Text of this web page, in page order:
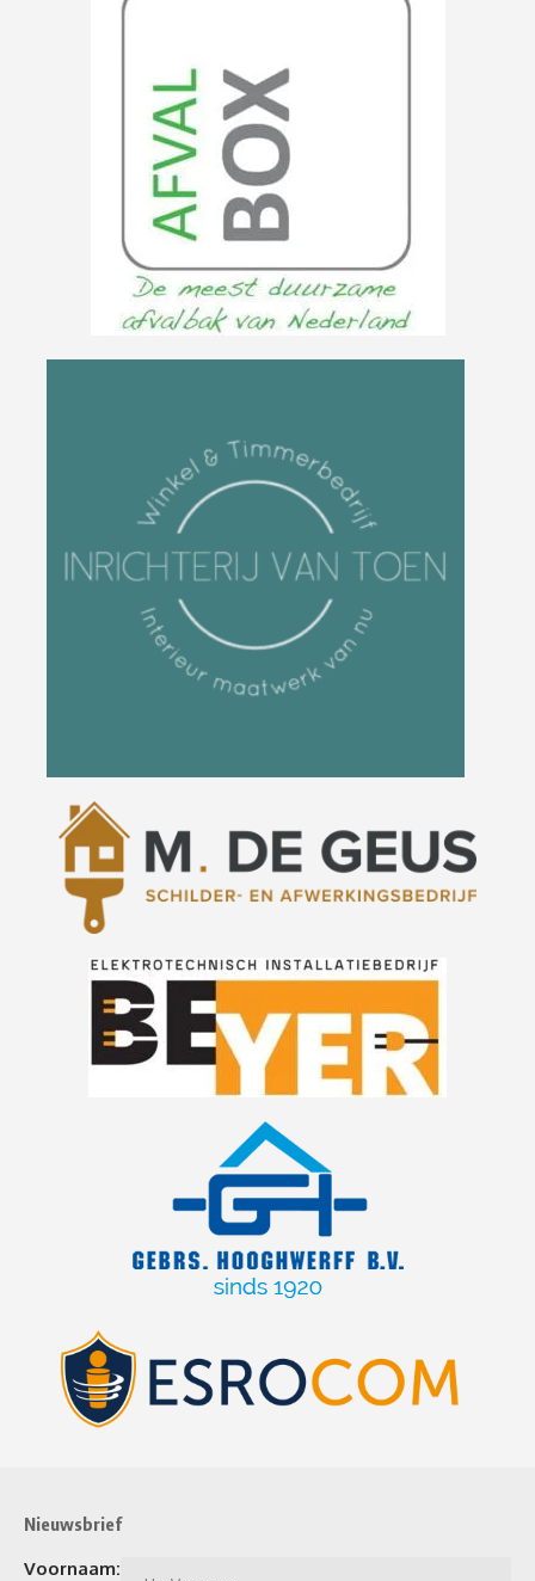
Nieuwsbrief
Voornaam: